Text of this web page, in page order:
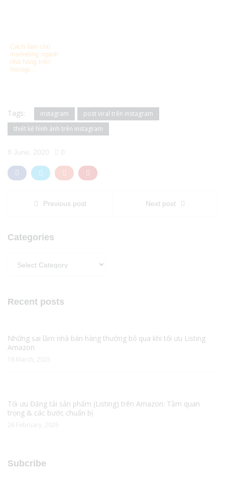
Cách làm chủ
marketing ngành
nhà hàng trên
Instagr...
Tags: instagram
post viral trên instagram
thiết kế hình ảnh trên instagram
8 June, 2020 0
Previous post Next post
Categories
Recent posts
Những sai lầm nhà bán hàng thường bỏ qua khi tối ưu Listing
Amazon
18 March, 2025
Tối ưu Đăng tải sản phẩm (Listing) trên Amazon: Tầm quan
trọng & các bước chuẩn bị
26 February, 2025
Subcribe